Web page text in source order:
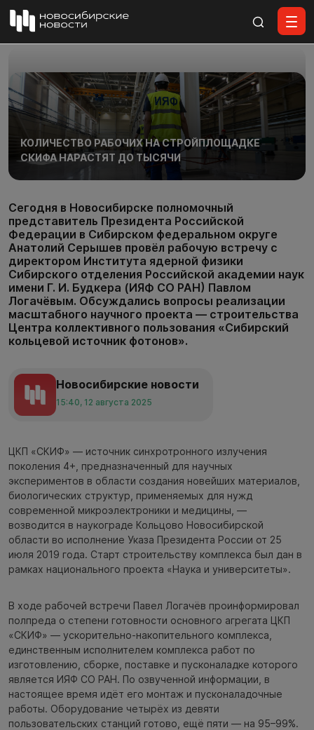
КОЛИЧЕСТВО РАБОЧИХ НА СТРОЙПЛОЩАДКЕ
СКИФА НАРАСТЯТ ДО ТЫСЯЧИ
Сегодня в Новосибирске полномочный
представитель Президента Российской
Федерации в Сибирском федеральном округе
Анатолий Серышев провёл рабочую встречу с
директором Института ядерной физики
Сибирского отделения Российской академии наук
имени Г. И. Будкера (ИЯФ СО РАН) Павлом
Логачёвым. Обсуждались вопросы реализации
масштабного научного проекта — строительства
Центра коллективного пользования «Сибирский
кольцевой источник фотонов».
Новосибирские новости
15:40, 12 августа 2025
ЦКП «СКИФ» — источник синхротронного излучения
поколения 4+, предназначенный для научных
экспериментов в области создания новейших материалов,
биологических структур, применяемых для нужд
современной микроэлектроники и медицины, —
возводится в наукограде Кольцово Новосибирской
области во исполнение Указа Президента России от 25
июля 2019 года. Старт строительству комплекса был дан в
рамках национального проекта «Наука и университеты».
В ходе рабочей встречи Павел Логачёв проинформировал
полпреда о степени готовности основного агрегата ЦКП
«СКИФ» — ускорительно-накопительного комплекса,
единственным исполнителем комплекса работ по
изготовлению, сборке, поставке и пусконаладке которого
является ИЯФ СО РАН. По озвученной информации, в
настоящее время идёт его монтаж и пусконаладочные
работы. Оборудование четырёх из девяти
пользовательских станций готово, ещё пяти — на 95–99%.